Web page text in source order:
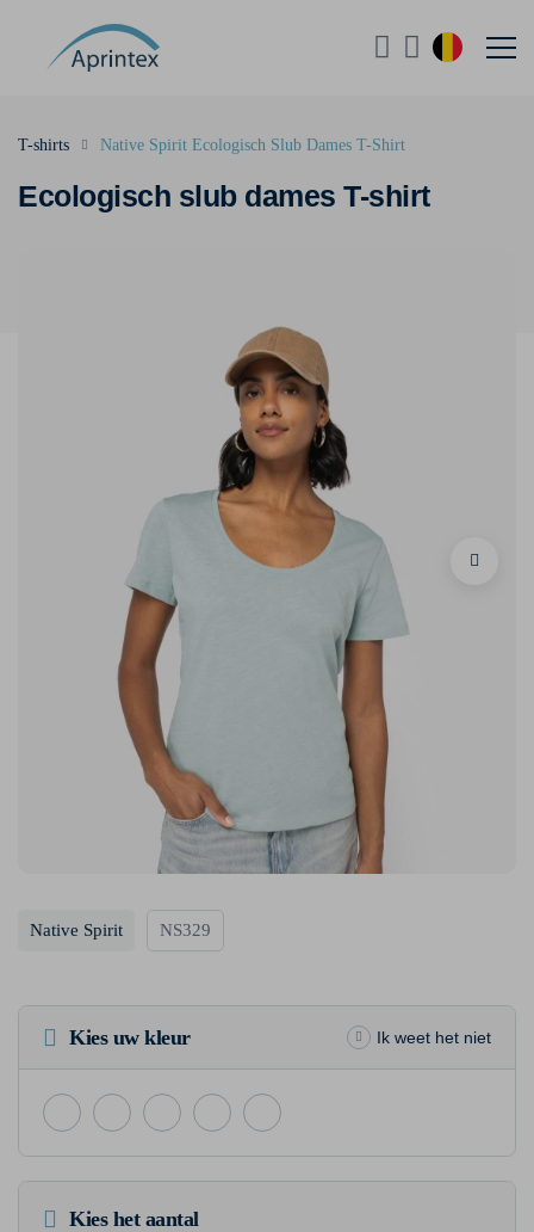
Ecologisch slub dames T-shirt
T-shirts Native Spirit Ecologisch Slub Dames T-Shirt
Native Spirit NS329
Kies uw kleur Ik weet het niet
Kies het aantal